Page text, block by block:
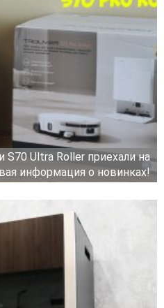
S70 Ultra Roller приехали на
информация о новинках!